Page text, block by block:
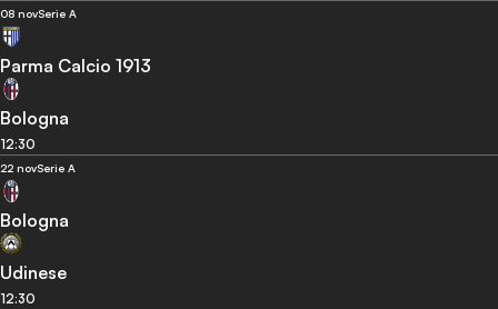
08 novSerie A
Parma Calcio 1913
Bologna
12:30
22 novSerie A
Bologna
Udinese
12:30